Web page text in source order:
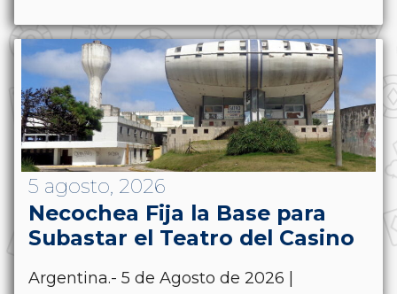
5 agosto, 2026
Necochea Fija la Base para
Subastar el Teatro del Casino
Argentina.- 5 de Agosto de 2026 |